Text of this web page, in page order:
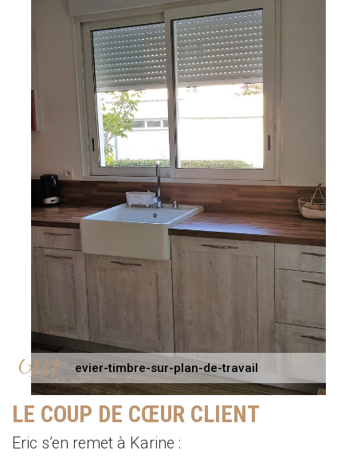
evier-timbre-sur-plan-de-travail
LE COUP DE CŒUR CLIENT
Eric s’en remet à Karine :